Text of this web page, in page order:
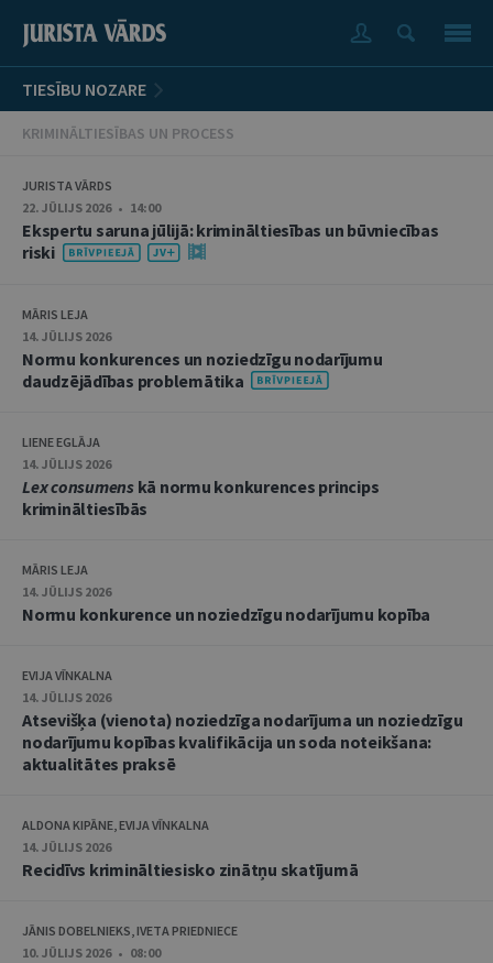
TIESĪBU NOZARE
KRIMINĀLTIESĪBAS UN PROCESS
JURISTA VĀRDS
22. JŪLIJS 2026 • 14:00
Ekspertu saruna jūlijā: krimināltiesības un būvniecības
riski
MĀRIS LEJA
14. JŪLIJS 2026
Normu konkurences un noziedzīgu nodarījumu
daudzējādības problemātika
LIENE EGLĀJA
14. JŪLIJS 2026
Lex consumenskā normu konkurences princips
krimināltiesībās
MĀRIS LEJA
14. JŪLIJS 2026
Normu konkurence un noziedzīgu nodarījumu kopība
EVIJA VĪNKALNA
14. JŪLIJS 2026
Atsevišķa (vienota) noziedzīga nodarījuma un noziedzīgu
nodarījumu kopības kvalifikācija un soda noteikšana:
aktualitātes praksē
ALDONA KIPĀNE, EVIJA VĪNKALNA
14. JŪLIJS 2026
Recidīvs krimināltiesisko zinātņu skatījumā
JĀNIS DOBELNIEKS, IVETA PRIEDNIECE
10. JŪLIJS 2026 • 08:00